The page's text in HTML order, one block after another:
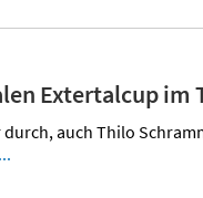
Extertalcup im
auch Thilo